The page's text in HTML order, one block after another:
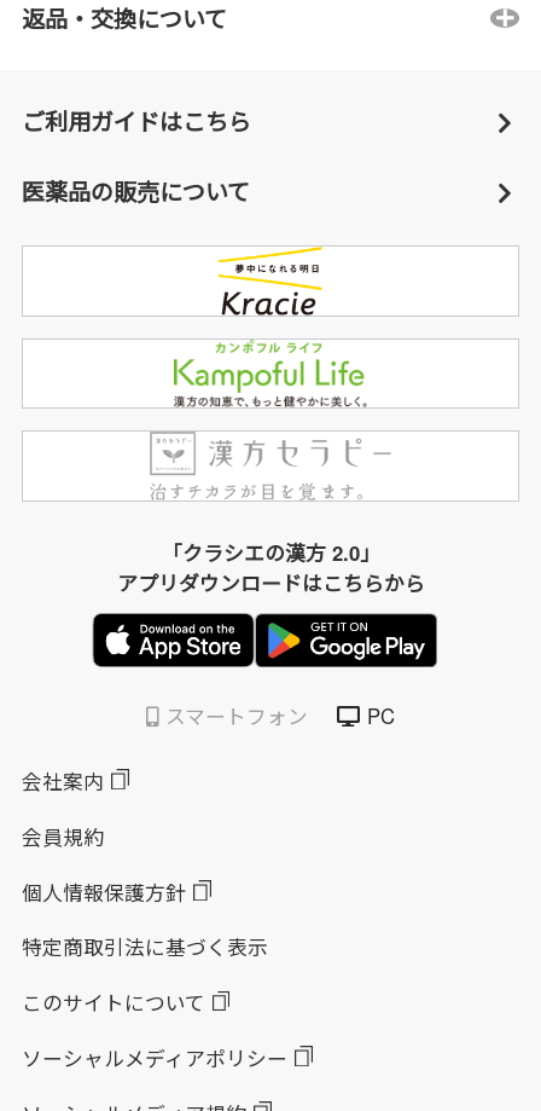
返品・交換について
ご利用ガイドはこちら
医薬品の販売について
「クラシエの漢方 2.0」
アプリダウンロードはこちらから
スマートフォン PC
会社案内
会員規約
個人情報保護方針
特定商取引法に基づく表示
このサイトについて
ソーシャルメディアポリシー